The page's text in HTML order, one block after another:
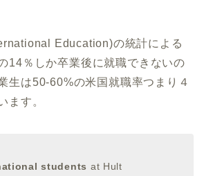
Education)の統計による
14％しか卒業後に就職できないの
生は50-60%の米国就職率つまり４
ます。
students at Hult